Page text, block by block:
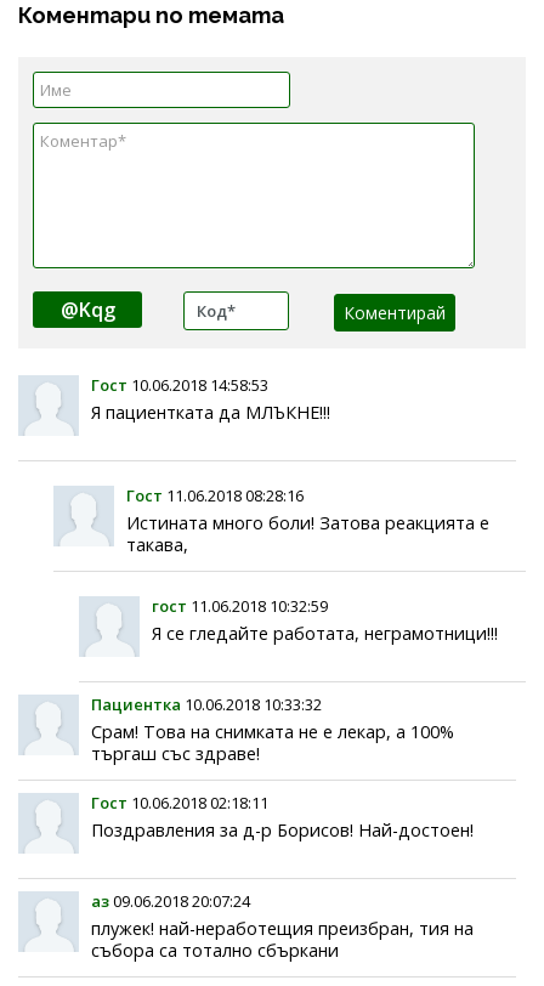
Коментари по темата
@Kqg
Гост 10.06.2018 14:58:53
Я пациентката да МЛЪКНЕ!!!
Гост 11.06.2018 08:28:16
Истината много боли! Затова реакцията е
такава,
гост 11.06.2018 10:32:59
Я се гледайте работата, неграмотници!!!
Пациентка 10.06.2018 10:33:32
Срам! Това на снимката не е лекар, а 100%
търгаш със здраве!
Гост 10.06.2018 02:18:11
Поздравления за д-р Борисов! Най-достоен!
аз09.06.2018 20:07:24
плужек! най-неработещия преизбран, тия на
събора са тотално сбъркани